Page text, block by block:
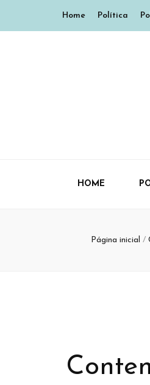
Home Política
HOME
Página inicial /